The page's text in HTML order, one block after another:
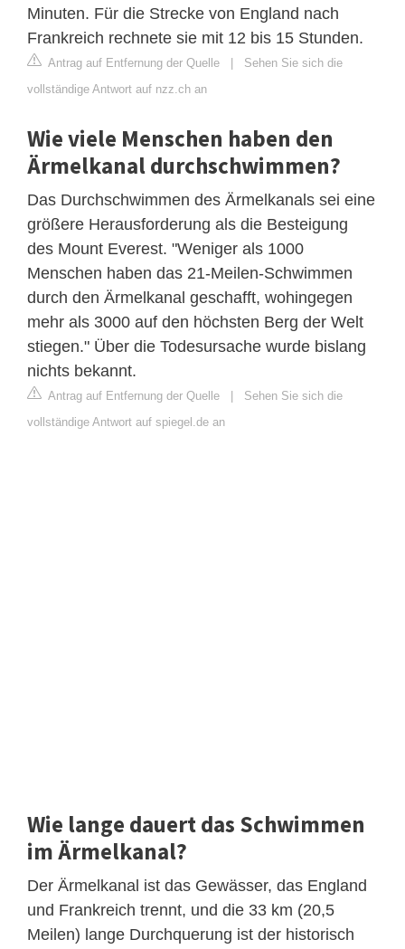
Minuten. Für die Strecke von England nach
Frankreich rechnete sie mit 12 bis 15 Stunden.
Antrag auf Entfernung der Quelle
Sehen Sie sich die
vollständige Antwort auf nzz.ch an
Wie viele Menschen haben den
Ärmelkanal durchschwimmen?
Das Durchschwimmen des Ärmelkanals sei eine
größere Herausforderung als die Besteigung
des Mount Everest. "Weniger als 1000
Menschen haben das 21-Meilen-Schwimmen
durch den Ärmelkanal geschafft, wohingegen
mehr als 3000 auf den höchsten Berg der Welt
stiegen." Über die Todesursache wurde bislang
nichts bekannt.
Antrag auf Entfernung der Quelle
Sehen Sie sich die
vollständige Antwort auf spiegel.de an
Wie lange dauert das Schwimmen
im Ärmelkanal?
Der Ärmelkanal ist das Gewässer, das England
und Frankreich trennt, und die 33 km (20,5
Meilen) lange Durchquerung ist der historisch